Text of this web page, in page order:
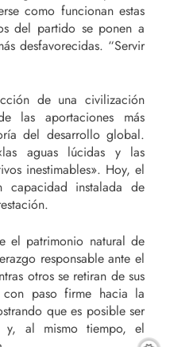
como funcionan estas
del partido se ponen a
desfavorecidas. “Servir
de una civilización
las aportaciones más
del desarrollo global.
aguas lúcidas y las
inestimables». Hoy, el
instalada de
el patrimonio natural de
responsable ante el
otros se retiran de sus
con paso firme hacia la
que es posible ser
y, al mismo tiempo, el